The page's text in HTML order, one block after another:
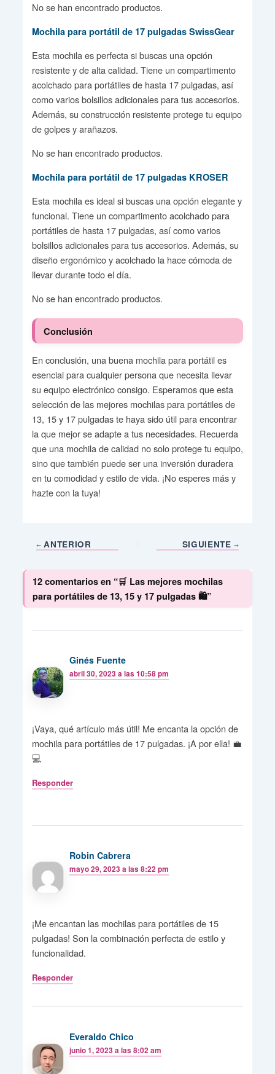
No se han encontrado productos.
Mochila para portátil de 17 pulgadas SwissGear
Esta mochila es perfecta si buscas una opción
resistente y de alta calidad. Tiene un compartimento
acolchado para portátiles de hasta 17 pulgadas, así
como varios bolsillos adicionales para tus accesorios.
Además, su construcción resistente protege tu equipo
de golpes y arañazos.
No se han encontrado productos.
Mochila para portátil de 17 pulgadas KROSER
Esta mochila es ideal si buscas una opción elegante y
funcional. Tiene un compartimento acolchado para
portátiles de hasta 17 pulgadas, así como varios
bolsillos adicionales para tus accesorios. Además, su
diseño ergonómico y acolchado la hace cómoda de
llevar durante todo el día.
No se han encontrado productos.
Conclusión
En conclusión, una buena mochila para portátil es
esencial para cualquier persona que necesita llevar
su equipo electrónico consigo. Esperamos que esta
selección de las mejores mochilas para portátiles de
13, 15 y 17 pulgadas te haya sido útil para encontrar
la que mejor se adapte a tus necesidades. Recuerda
que una mochila de calidad no solo protege tu equipo,
sino que también puede ser una inversión duradera
en tu comodidad y estilo de vida. ¡No esperes más y
hazte con la tuya!
ANTERIOR SIGUIENTE
12 comentarios en “🛒 Las mejores mochilas
para portátiles de 13, 15 y 17 pulgadas 🛍️”
Ginés Fuente
abril 30, 2023 a las 10:58 pm
¡Vaya, qué artículo más útil! Me encanta la opción de
mochila para portátiles de 17 pulgadas. ¡A por ella! 💼
💻
Responder
Robin Cabrera
mayo 29, 2023 a las 8:22 pm
¡Me encantan las mochilas para portátiles de 15
pulgadas! Son la combinación perfecta de estilo y
funcionalidad.
Responder
Everaldo Chico
junio 1, 2023 a las 8:02 am